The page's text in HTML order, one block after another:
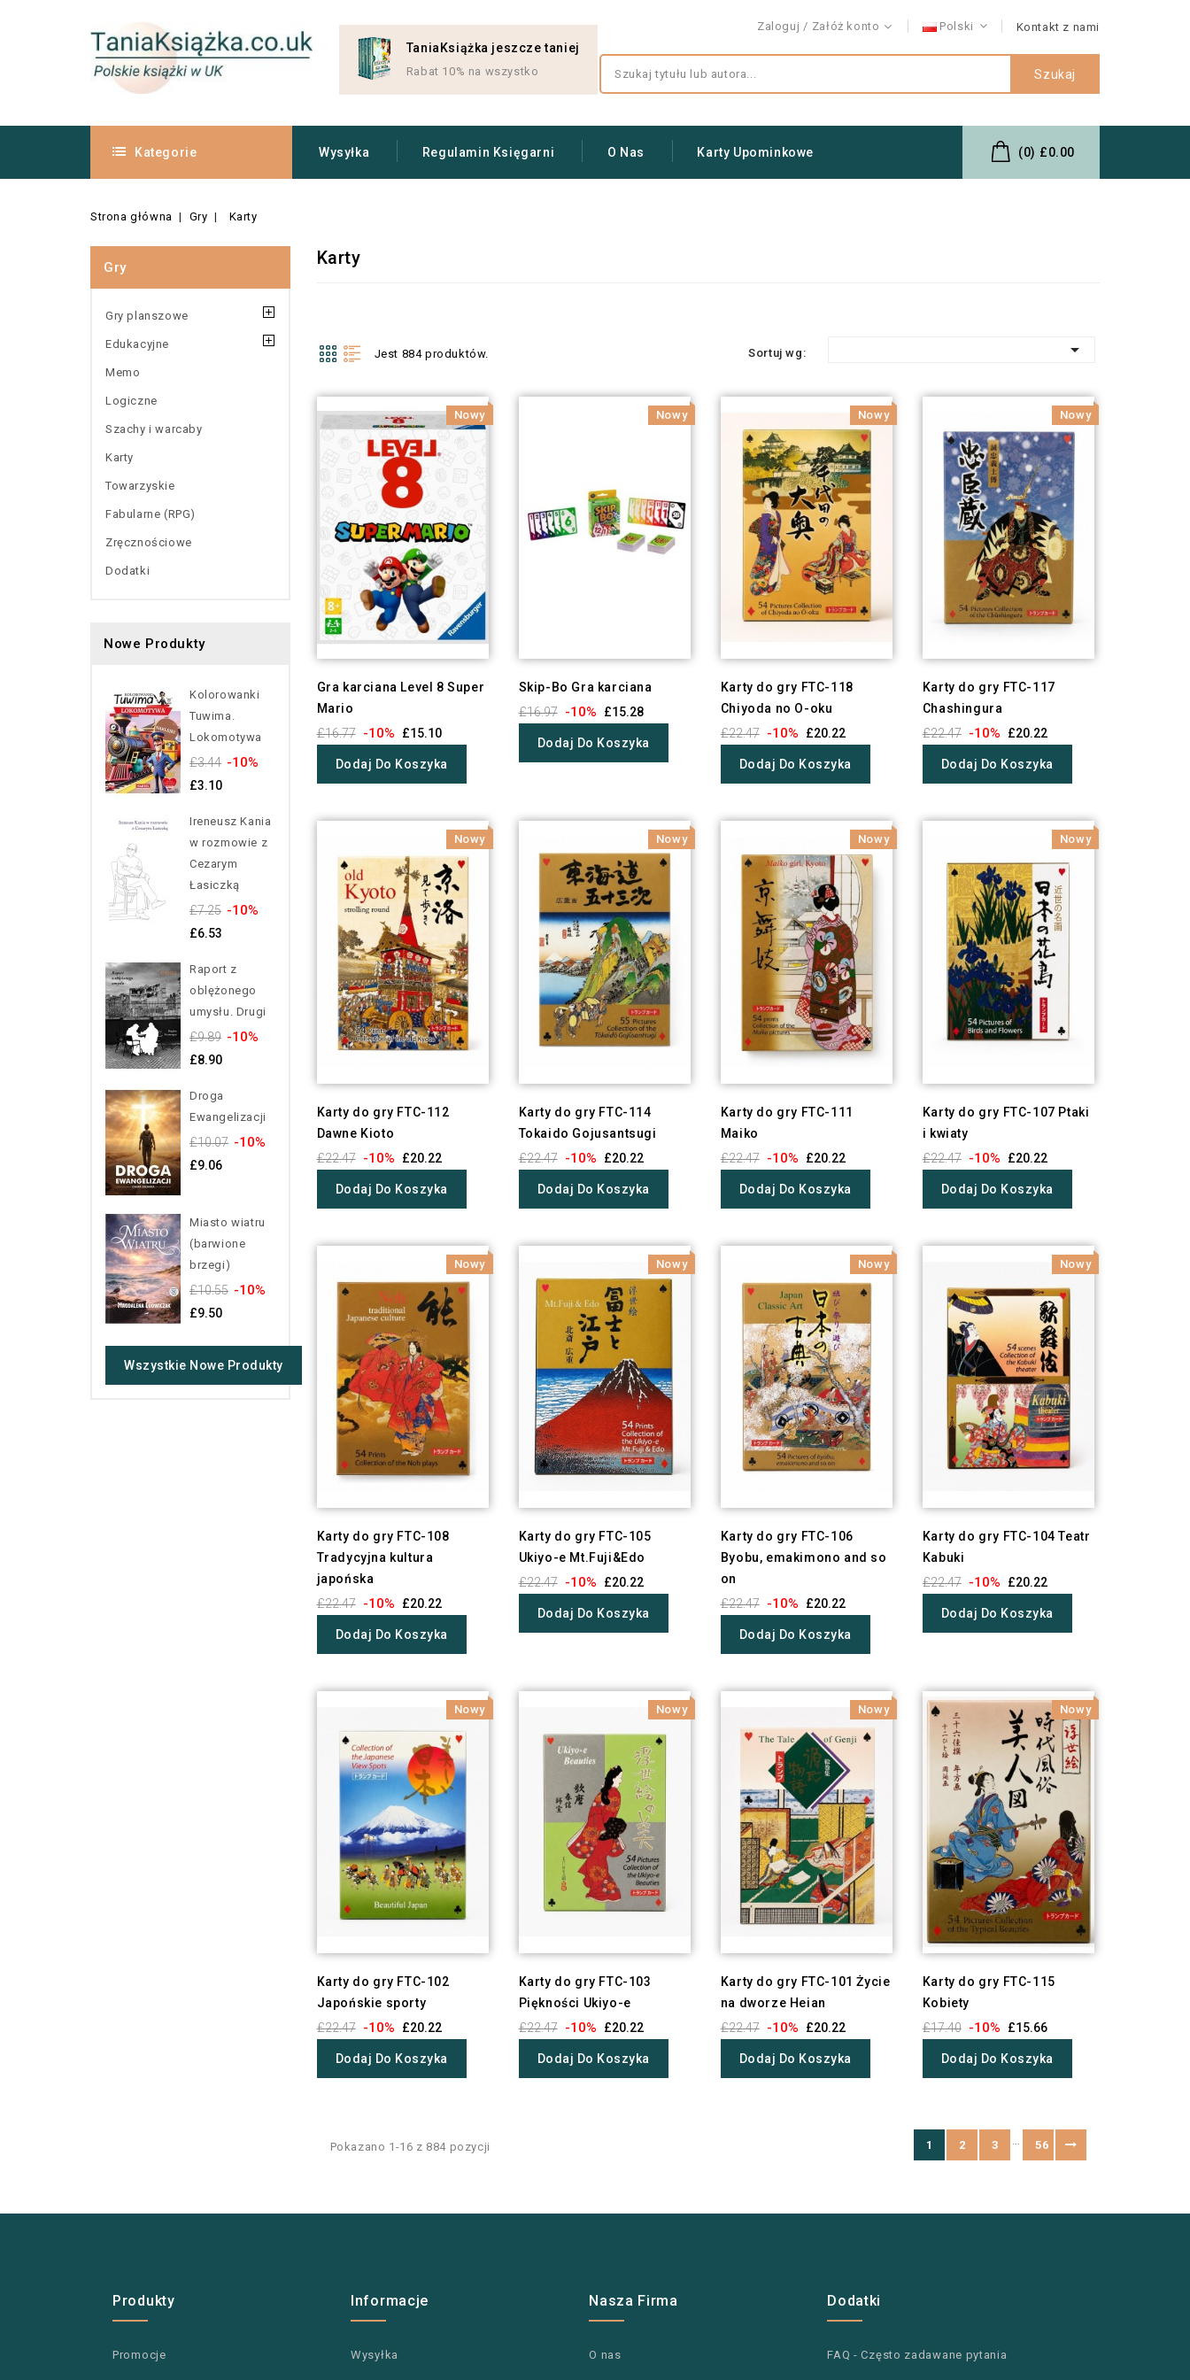
Zaloguj Załóż konto Polski Kontakt z nami
TaniaKsiążka jeszcze taniej
Rabat 10% na wszystko Szukaj
Kategorie Wysyłka Regulamin Księgarni O Nas Karty Upominkowe (0) £0.00
Strona główna Gry Karty
Gry
Gry planszowe
Edukacyjne
Memo
Logiczne
Szachy i warcaby
Karty
Towarzyskie
Fabularne (RPG)
Zręcznościowe
Dodatki
Nowe Produkty
Kolorowanki
Tuwima.
Lokomotywa
£3.44 -10%
£3.10
Ireneusz Kania
w rozmowie z
Cezarym
Łasiczką
£7.25 -10%
£6.53
Raport z
oblężonego
umysłu. Drugi
£9.89 -10%
£8.90
Droga
Ewangelizacji
£10.07 -10%
£9.06
Miasto wiatru
(barwione
brzegi)
£10.55 -10%
£9.50
Wszystkie Nowe Produkty
Karty
Jest 884 produktów. Sortuj wg: 
Nowy
Gra karciana Level 8 Super
Mario
£16.77 -10% £15.10
Dodaj Do Koszyka
Nowy
Skip-Bo Gra karciana
£16.97 -10% £15.28
Dodaj Do Koszyka
Nowy
Karty do gry FTC-118
Chiyoda no O-oku
£22.47 -10% £20.22
Dodaj Do Koszyka
Nowy
Karty do gry FTC-117
Chashingura
£22.47 -10% £20.22
Dodaj Do Koszyka
Nowy
Karty do gry FTC-112
Dawne Kioto
£22.47 -10% £20.22
Dodaj Do Koszyka
Nowy
Karty do gry FTC-114
Tokaido Gojusantsugi
£22.47 -10% £20.22
Dodaj Do Koszyka
Nowy
Karty do gry FTC-111
Maiko
£22.47 -10% £20.22
Dodaj Do Koszyka
Nowy
Karty do gry FTC-107 Ptaki
i kwiaty
£22.47 -10% £20.22
Dodaj Do Koszyka
Nowy
Karty do gry FTC-108
Tradycyjna kultura
japońska
£22.47 -10% £20.22
Dodaj Do Koszyka
Nowy
Karty do gry FTC-105
Ukiyo-e Mt.Fuji&Edo
£22.47 -10% £20.22
Dodaj Do Koszyka
Nowy
Karty do gry FTC-106
Byobu, emakimono and so
on
£22.47 -10% £20.22
Dodaj Do Koszyka
Nowy
Karty do gry FTC-104 Teatr
Kabuki
£22.47 -10% £20.22
Dodaj Do Koszyka
Nowy
Karty do gry FTC-102
Japońskie sporty
£22.47 -10% £20.22
Dodaj Do Koszyka
Nowy
Karty do gry FTC-103
Piękności Ukiyo-e
£22.47 -10% £20.22
Dodaj Do Koszyka
Nowy
Karty do gry FTC-101 Życie
na dworze Heian
£22.47 -10% £20.22
Dodaj Do Koszyka
Nowy
Karty do gry FTC-115
Kobiety
£17.40 -10% £15.66
Dodaj Do Koszyka
Pokazano 1-16 z 884 pozycji 1 2 3 … 56
Produkty
Promocje
Informacje
Wysyłka
Nasza Firma
O nas
Dodatki
FAQ - Często zadawane pytania